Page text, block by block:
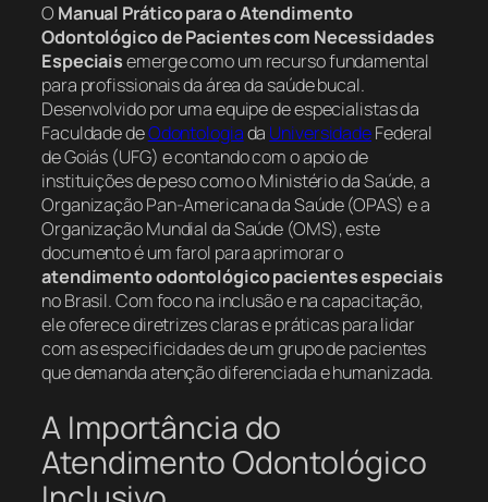
O Manual Prático para o Atendimento
Odontológico de Pacientes com Necessidades
Especiaisemerge como um recurso fundamental
para profissionais da área da saúde bucal.
Desenvolvido por uma equipe de especialistas da
Faculdade deOdontologiada UniversidadeFederal
de Goiás (UFG) e contando com o apoio de
instituições de peso como o Ministério da Saúde, a
Organização Pan-Americana da Saúde (OPAS) e a
Organização Mundial da Saúde (OMS), este
documento é um farol para aprimorar o
atendimento odontológico pacientes especiais
no Brasil. Com foco na inclusão e na capacitação,
ele oferece diretrizes claras e práticas para lidar
com as especificidades de um grupo de pacientes
que demanda atenção diferenciada e humanizada.
A Importância do
Atendimento Odontológico